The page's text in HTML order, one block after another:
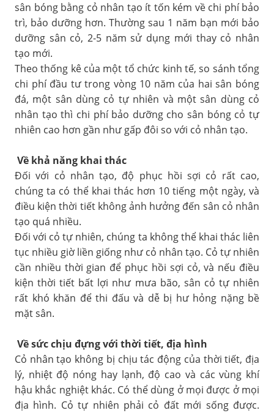
sân bóng bằng cỏ nhân tạo ít tốn kém về chi phí bảo
trì, bảo dưỡng hơn. Thường sau 1 năm bạn mới bảo
dưỡng sân cỏ, 2-5 năm sử dụng mới thay cỏ nhân
tạo mới.
Theo thống kê của một tổ chức kinh tế, so sánh tổng
chi phí đầu tư trong vòng 10 năm của hai sân bóng
đá, một sân dùng cỏ tự nhiên và một sân dùng cỏ
nhân tạo thì chi phí bảo dưỡng cho sân bóng cỏ tự
nhiên cao hơn gần như gấp đôi so với cỏ nhân tạo.
Về khả năng khai thác
Đối với cỏ nhân tạo, độ phục hồi sợi cỏ rất cao,
chúng ta có thể khai thác hơn 10 tiếng một ngày, và
điều kiện thời tiết không ảnh hưởng đến sân cỏ nhân
tạo quá nhiều.
Đối với cỏ tự nhiên, chúng ta không thể khai thác liên
tục nhiều giờ liền giống như cỏ nhân tạo. Cỏ tự nhiên
cần nhiều thời gian để phục hồi sợi cỏ, và nếu điều
kiện thời tiết bất lợi như mưa bão, sân cỏ tự nhiên
rất khó khăn để thi đấu và dễ bị hư hỏng nặng bề
mặt sân.
Về sức chịu đựng với thời tiết, địa hình
Cỏ nhân tạo không bị chịu tác động của thời tiết, địa
lý, nhiệt độ nóng hay lạnh, độ cao và các vùng khí
hậu khắc nghiệt khác. Có thể dùng ở mọi được ở mọi
địa hình. Cỏ tự nhiên phải cỏ đất mới sống được.